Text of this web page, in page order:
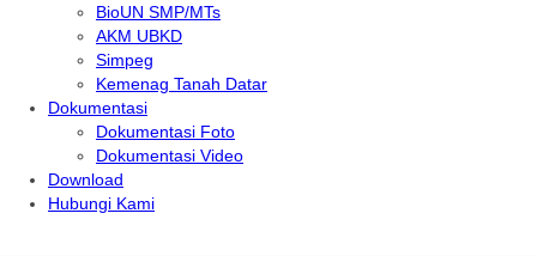
BioUN SMP/MTs
AKM UBKD
Simpeg
Kemenag Tanah Datar
Dokumentasi
Dokumentasi Foto
Dokumentasi Video
Download
Hubungi Kami